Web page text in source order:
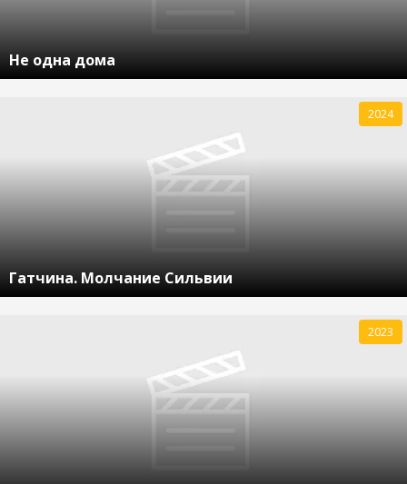
Не одна дома
Гатчина. Молчание Сильвии
2024
2023